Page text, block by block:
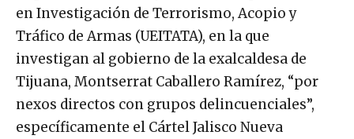
en Investigación de Terrorismo, Acopio y
Tráfico de Armas (UEITATA), en la que
investigan al gobierno de la exalcaldesa de
Tijuana, Montserrat Caballero Ramírez, “por
nexos directos con grupos delincuenciales”,
específicamente el Cártel Jalisco Nueva